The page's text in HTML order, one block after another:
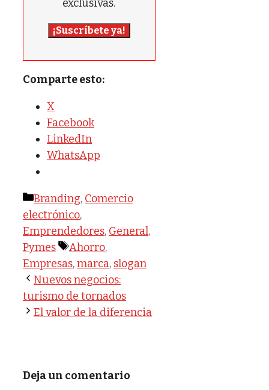
exclusivas.
¡Suscríbete ya!
Comparte esto:
X
Facebook
LinkedIn
WhatsApp
Categorías
Branding, Comercio
electrónico,
Emprendedores, General,
Pymes
Etiquetas
Ahorro,
Empresas,marca, slogan
Nuevos negocios:
turismo de tornados
El valor de la diferencia
Deja un comentario